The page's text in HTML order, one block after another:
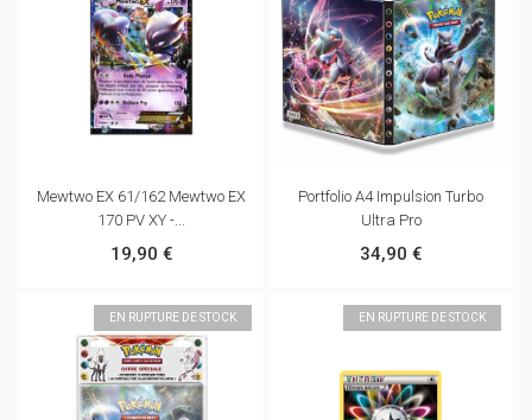
Mewtwo EX 61/162 Mewtwo EX
170 PV XY -...
19,90 €
Portfolio A4 Impulsion Turbo
Ultra Pro
34,90 €
EN RUPTURE DE STOCK EN RUPTURE DE STOCK